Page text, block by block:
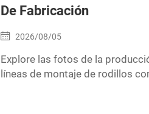
De Fabricación
2026/08/05
Explore las fotos de la
líneas de montaje de rodillos